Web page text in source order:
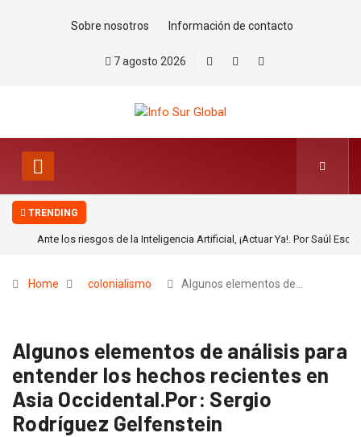
Sobre nosotros Información de contacto
7 agosto 2026
TRENDING
Ante los riesgos de la Inteligencia Artificial, ¡Actuar Ya!. Por Saúl Escobar
Home colonialismo Algunos elementos de…
Algunos elementos de análisis para
entender los hechos recientes en
Asia Occidental.Por: Sergio
Rodríguez Gelfenstein